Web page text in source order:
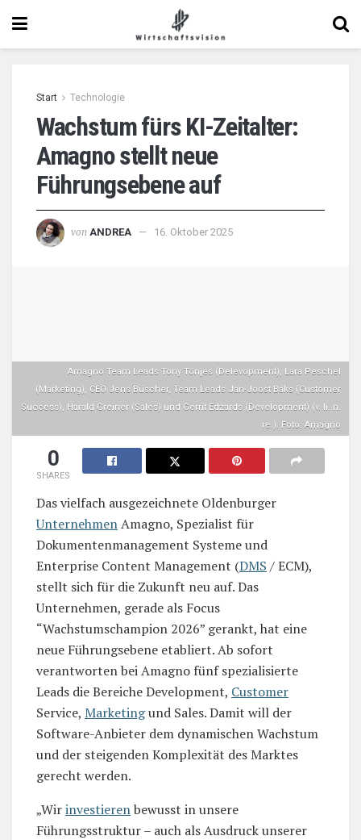
Start Technologie
Wachstum fürs KI-Zeitalter:
Amagno stellt neue
Führungsebene auf
von ANDREA 16. Oktober 2025
Amagno Team Leads Tony Tönjes (Delevopment), Lara Peschel
(Marketing), CEO Jens Büscher, Team Leads Jan-Joost Baks (Customer
Success), Harald Greiner (Sales) und Gerrit Edzards (Development) (v. li. n.
re.). Foto: Amagno
0
SHARES
Das vielfach ausgezeichnete Oldenburger
UnternehmenAmagno, Spezialist für
Dokumentenmanagement Systeme und
Enterprise Content Management (DMS / ECM),
stellt sich für die Zukunft neu auf. Das
Unternehmen, gerade als Focus
“Wachstumschampion 2026” gerankt, hat eine
neue Führungsebene etabliert. Ab sofort
verantworten bei Amagno fünf spezialisierte
Leads die Bereiche Development, Customer
Service, Marketingund Sales. Damit will der
Software-Anbieter dem dynamischen Wachstum
und der steigenden Komplexität des Marktes
gerecht werden.
„Wirinvestierenbewusst in unsere
Führungsstruktur – auch als Ausdruck unserer